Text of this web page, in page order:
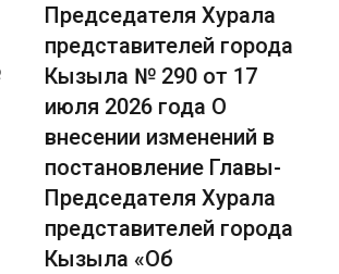
Председателя Хурала
представителей города
Кызыла № 290 от 17
июля 2026 года О
внесении изменений в
постановление Главы-
Председателя Хурала
представителей города
Кызыла «Об